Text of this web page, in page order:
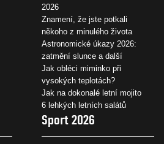
2026
Znamení, že jste potkali
někoho z minulého života
Astronomické úkazy 2026:
zatmění slunce a další
Jak obléci miminko při
vysokých teplotách?
Jak na dokonalé letní mojito
6 lehkých letních salátů
Sport 2026